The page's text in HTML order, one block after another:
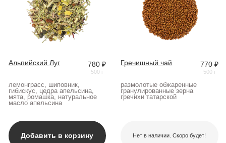
Газа Изумрудная 3245 ₽
из района Алишань Тайвань
Нет в наличии. Скоро будет!
Добавить в корзину
Чай 250 гр /2